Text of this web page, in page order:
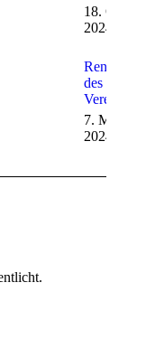
18.
2024
des
7. März
2024